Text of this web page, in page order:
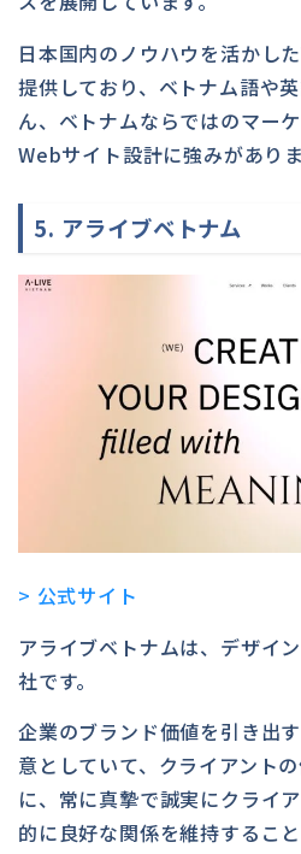
日本国内のノウハウを活かし
提供しており、ベトナム語や
ん、ベトナムならではのマー
Webサイト設計に強みがありま
5. アライブベトナム
> 公式サイト
アライブベトナムは、デザイ
社です。
企業のブランド価値を引き出
意としていて、クライアント
に、常に真摯で誠実にクライ
的に良好な関係を維持するこ